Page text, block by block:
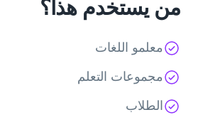
من يستخدم هذا؟
معلمو اللغات
مجموعات التعلم
الطلاب